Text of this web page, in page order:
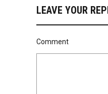
LEAVE YOUR
Comment